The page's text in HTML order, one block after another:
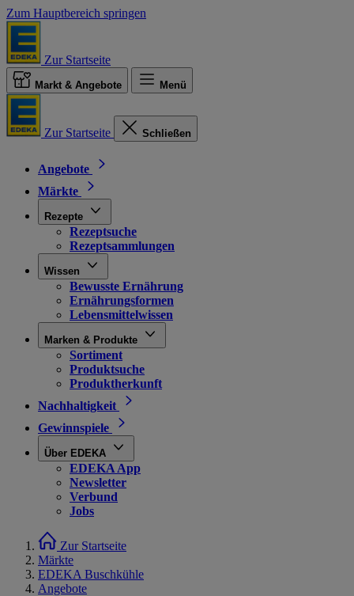
Zum Hauptbereich springen
Zur Startseite
Markt & Angebote Menü
Zur Startseite Schließen
Angebote
Märkte
Rezepte
Rezeptsuche
Rezeptsammlungen
Wissen
Bewusste Ernährung
Ernährungsformen
Lebensmittelwissen
Marken & Produkte
Sortiment
Produktsuche
Produktherkunft
Nachhaltigkeit
Gewinnspiele
Über EDEKA
EDEKA App
Newsletter
Verbund
Jobs
Zur Startseite
Märkte
EDEKA Buschkühle
Angebote